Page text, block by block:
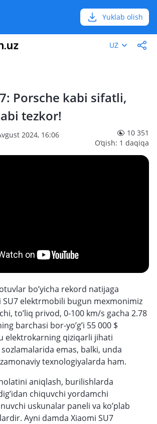
Yuklab olish
UZ
Porsche kabi sifatli,
tezkor!
2024, 16:06
10 351
O‘qish: 1 daqiqa
bo’yicha rekord natijaga
SU7 elektrmobili bugun mexmonimiz
to’liq privod, 0-100 km/s gacha 2.78
barchasi bor-yo’g’i 55 000 $
elektrokarning qiziqarli jihati
emas, balki, unda
texnologiyalarda ham.
aniqlash, burilishlarda
chiquvchi yordamchi
uskunalar paneli va ko’plab
Ayni damda Xiaomi SU7